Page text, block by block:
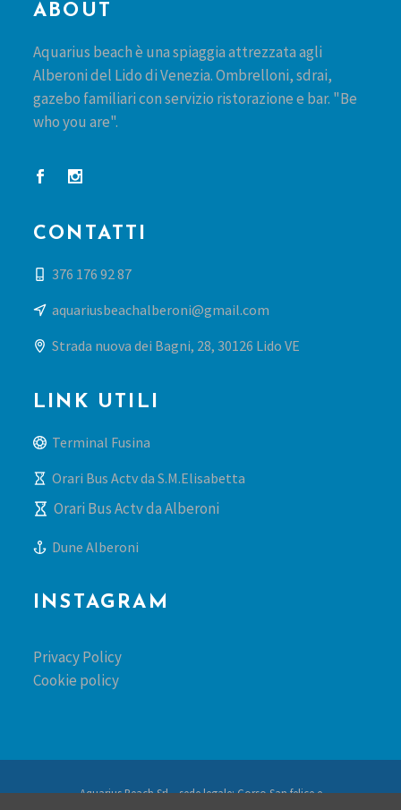
ABOUT
Aquarius beach è una spiaggia attrezzata agli
Alberoni del Lido di Venezia. Ombrelloni, sdrai,
gazebo familiari con servizio ristorazione e bar. "Be
who you are".
CONTATTI
376 176 92 87
aquariusbeachalberoni@gmail.com
Strada nuova dei Bagni, 28, 30126 Lido VE
LINK UTILI
Terminal Fusina
Orari Bus Actv da S.M.Elisabetta
Orari Bus Actv da Alberoni
Dune Alberoni
INSTAGRAM
Privacy Policy
Cookie policy
Aquarius Beach Srl – sede legale: Corso San felice e